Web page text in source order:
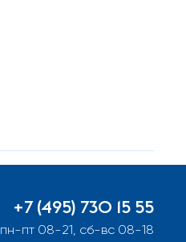
+7 (495) 730 15 55
пн-пт 08-21, сб-вс 08-18